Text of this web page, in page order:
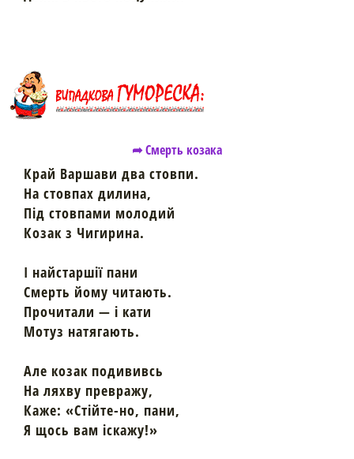
➦ Смерть козака
Край Варшави два стовпи.
На стовпах дилина,
Під стовпами молодий
Козак з Чигирина.
І найстаршії пани
Смерть йому читають.
Прочитали — і кати
Мотуз натягають.
Але козак подививсь
На ляхву превражу,
Каже: «Стійте-но, пани,
Я щось вам іскажу!»